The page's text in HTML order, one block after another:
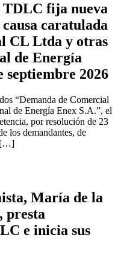
TDLC fija nueva
caratulada
CL Ltda y otras
de Energía
septiembre 2026
“Demanda de Comercial
de Energía Enex S.A.”, el
por resolución de 23
los demandantes, de
[…]
María de la
presta
e inicia sus